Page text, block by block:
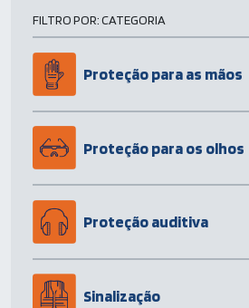
FILTRO POR:CATEGORIA
Proteção para as mãos
Proteção para os olhos
Proteção auditiva
Sinalização